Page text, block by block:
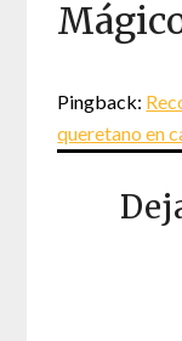
Pingback:
queretano en